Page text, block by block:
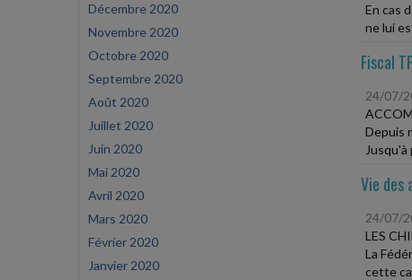
Décembre 2020
Novembre 2020
Octobre 2020
Septembre 2020
Août 2020
Juillet 2020
Juin 2020
Mai 2020
Avril 2020
Mars 2020
Février 2020
Janvier 2020
En cas
ne lui
Fiscal
24/07/
Depuis
Vie des
24/07/
LES
La
cette